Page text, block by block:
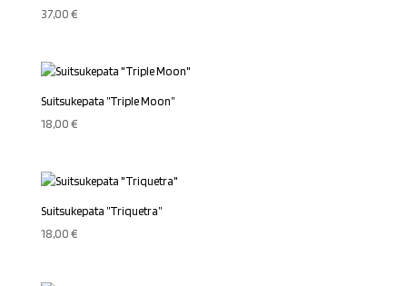
37,00€
Suitsukepata ”Triple Moon”
18,00€
Suitsukepata ”Triquetra”
18,00€